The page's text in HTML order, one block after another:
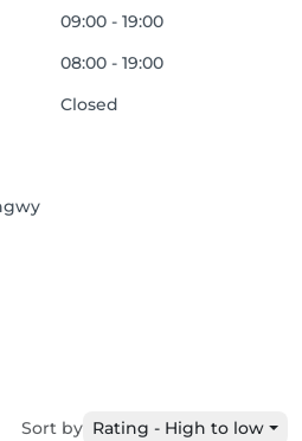
09:00 - 19:00
08:00 - 19:00
Closed
Sort by Rating - High to low